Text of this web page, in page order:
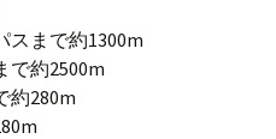
スまで約1300m
で約2500m
約280m